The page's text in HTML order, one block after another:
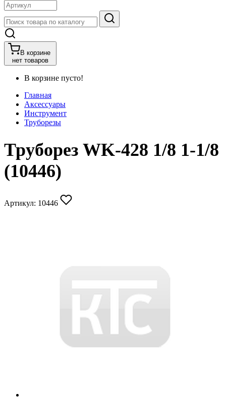
В корзине
нет товаров
В корзине пусто!
Главная
Аксессуары
Инструмент
Труборезы
Труборез WK-428 1/8 1-1/8
(10446)
Артикул: 10446